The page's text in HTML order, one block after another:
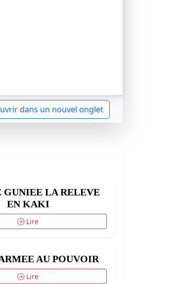
dans un nouvel onglet
GUNIEE LA RELEVE
EN KAKI
Lire
AU POUVOIR
Lire